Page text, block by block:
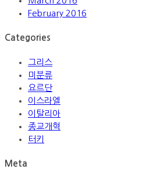
February 2016
Categories
그리스
미분류
요르단
이스라엘
이탈리아
종교개혁
터키
Meta